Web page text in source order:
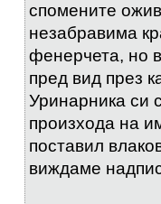
спомените
незабравима
фенерчета, но
пред вид през
Уринарника си
произхода на
поставил
виждаме